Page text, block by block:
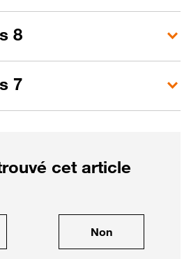
8
7
cet article
m'a été utileNon, cet article ne